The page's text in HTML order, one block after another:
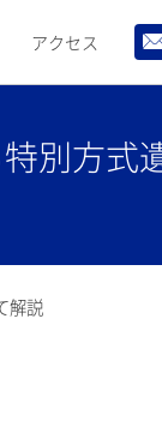
アクセス
別方式
解説